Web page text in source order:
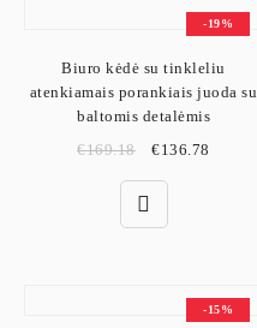
-19%
Biuro kėdė su tinkleliu
atenkiamais porankiais juoda su
baltomis detalėmis
€169.18 €136.78
-15%